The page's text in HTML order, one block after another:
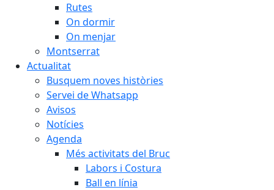
Rutes
On dormir
On menjar
Montserrat
Actualitat
Busquem noves històries
Servei de Whatsapp
Avisos
Notícies
Agenda
Més activitats del Bruc
Labors i Costura
Ball en línia